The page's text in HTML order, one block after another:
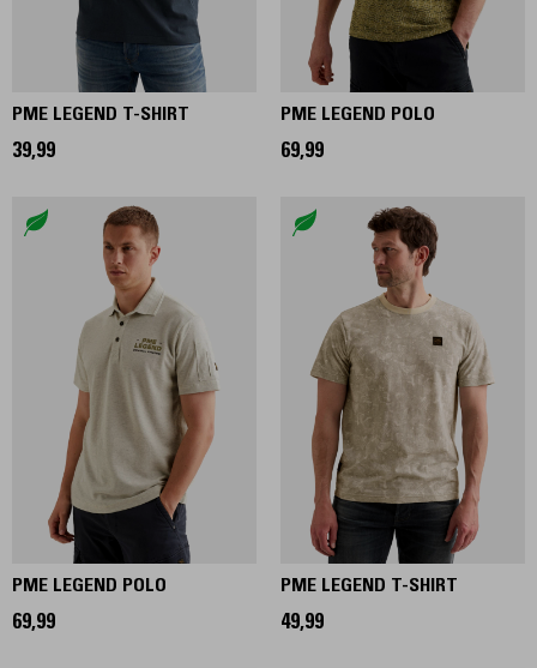
PME LEGEND T-SHIRT
39,99
PME LEGEND POLO
69,99
PME LEGEND POLO
69,99
PME LEGEND T-SHIRT
49,99